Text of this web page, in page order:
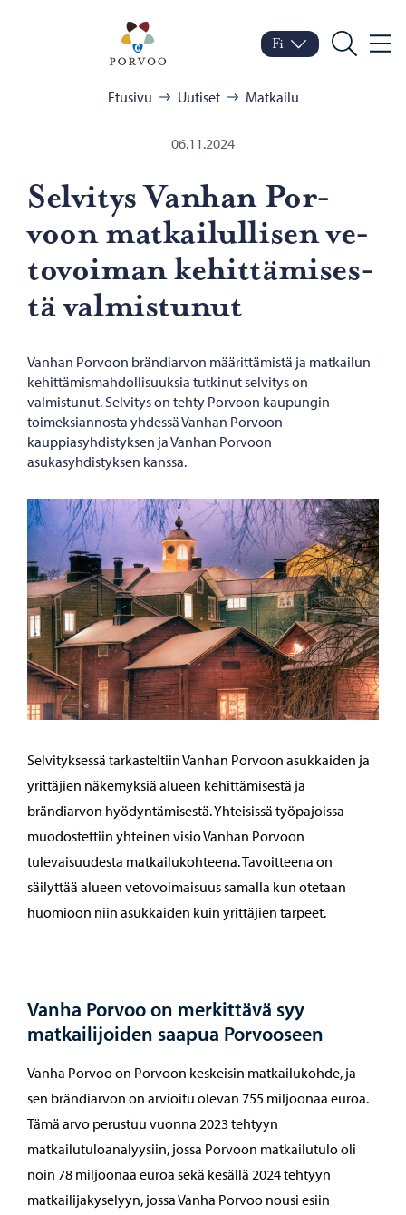
Porvoo – Siirry
Vaihda kieltä
Nykyinen kieli: Suomi
Fi
Hae
Etusivu Uutiset Matkailu
06.11.2024
Sel­vi­tys Van­han Por­
voon mat­kai­lul­li­sen ve­
to­voi­man ke­hit­tä­mi­ses­
tä val­mis­tu­nut
Vanhan Porvoon brändiarvon määrittämistä ja matkailun
kehittämismahdollisuuksia tutkinut selvitys on
valmistunut. Selvitys on tehty Porvoon kaupungin
toimeksiannosta yhdessä Vanhan Porvoon
kauppiasyhdistyksen ja Vanhan Porvoon
asukasyhdistyksen kanssa.
Selvityksessä tarkasteltiin Vanhan Porvoon asukkaiden ja
yrittäjien näkemyksiä alueen kehittämisestä ja
brändiarvon hyödyntämisestä. Yhteisissä työpajoissa
muodostettiin yhteinen visio Vanhan Porvoon
tulevaisuudesta matkailukohteena. Tavoitteena on
säilyttää alueen vetovoimaisuus samalla kun otetaan
huomioon niin asukkaiden kuin yrittäjien tarpeet.
Vanha Porvoo on merkittävä syy
matkailijoiden saapua Porvooseen
Vanha Porvoo on Porvoon keskeisin matkailukohde, ja
sen brändiarvon on arvioitu olevan 755 miljoonaa euroa.
Tämä arvo perustuu vuonna 2023 tehtyyn
matkailutuloanalyysiin, jossa Porvoon matkailutulo oli
noin 78 miljoonaa euroa sekä kesällä 2024 tehtyyn
matkailijakyselyyn, jossa Vanha Porvoo nousi esiin